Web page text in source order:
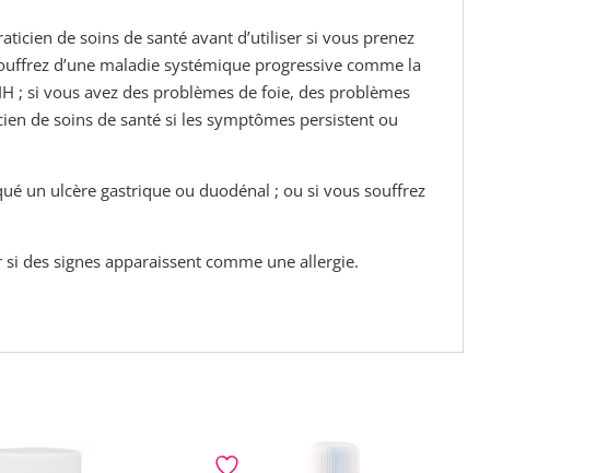
de soins de santé avant d’utiliser si vous prenez
d’une maladie systémique progressive comme la
; si vous avez des problèmes de foie, des problèmes
de soins de santé si les symptômes persistent ou
un ulcère gastrique ou duodénal ; ou si vous souffrez
des signes apparaissent comme une allergie.